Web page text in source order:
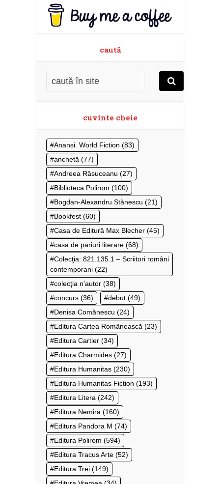
caută
cuvinte cheie
Anansi. World Fiction (83)
anchetă (77)
Andreea Răsuceanu (27)
Biblioteca Polirom (100)
Bogdan-Alexandru Stănescu (21)
Bookfest (60)
Casa de Editură Max Blecher (45)
casa de pariuri literare (68)
Colecţia: 821.135.1 – Scriitori români
contemporani (22)
colecţia n’autor (38)
concurs (36) debut (49)
Denisa Comănescu (24)
Editura Cartea Românească (23)
Editura Cartier (34)
Editura Charmides (27)
Editura Humanitas (230)
Editura Humanitas Fiction (193)
Editura Litera (242)
Editura Nemira (160)
Editura Pandora M (74)
Editura Polirom (594)
Editura Tracus Arte (52)
Editura Trei (149)